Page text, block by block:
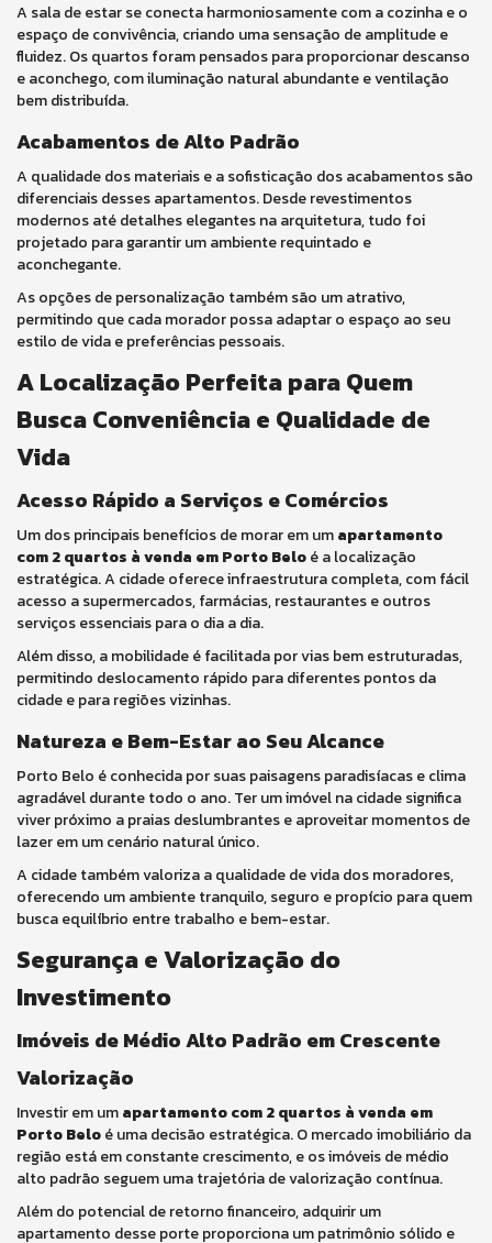
A sala de estar se conecta harmoniosamente com a cozinha e o
espaço de convivência, criando uma sensação de amplitude e
fluidez. Os quartos foram pensados para proporcionar descanso
e aconchego, com iluminação natural abundante e ventilação
bem distribuída.
Acabamentos de Alto Padrão
A qualidade dos materiais e a sofisticação dos acabamentos são
diferenciais desses apartamentos. Desde revestimentos
modernos até detalhes elegantes na arquitetura, tudo foi
projetado para garantir um ambiente requintado e
aconchegante.
As opções de personalização também são um atrativo,
permitindo que cada morador possa adaptar o espaço ao seu
estilo de vida e preferências pessoais.
A Localização Perfeita para Quem
Busca Conveniência e Qualidade de
Vida
Acesso Rápido a Serviços e Comércios
Um dos principais benefícios de morar em umapartamento
com 2 quartos à venda em Porto Beloé a localização
estratégica. A cidade oferece infraestrutura completa, com fácil
acesso a supermercados, farmácias, restaurantes e outros
serviços essenciais para o dia a dia.
Além disso, a mobilidade é facilitada por vias bem estruturadas,
permitindo deslocamento rápido para diferentes pontos da
cidade e para regiões vizinhas.
Natureza e Bem-Estar ao Seu Alcance
Porto Belo é conhecida por suas paisagens paradisíacas e clima
agradável durante todo o ano. Ter um imóvel na cidade significa
viver próximo a praias deslumbrantes e aproveitar momentos de
lazer em um cenário natural único.
A cidade também valoriza a qualidade de vida dos moradores,
oferecendo um ambiente tranquilo, seguro e propício para quem
busca equilíbrio entre trabalho e bem-estar.
Segurança e Valorização do
Investimento
Imóveis de Médio Alto Padrão em Crescente
Valorização
Investir em umapartamento com 2 quartos à venda em
Porto Beloé uma decisão estratégica. O mercado imobiliário da
região está em constante crescimento, e os imóveis de médio
alto padrão seguem uma trajetória de valorização contínua.
Além do potencial de retorno financeiro, adquirir um
apartamento desse porte proporciona um patrimônio sólido e